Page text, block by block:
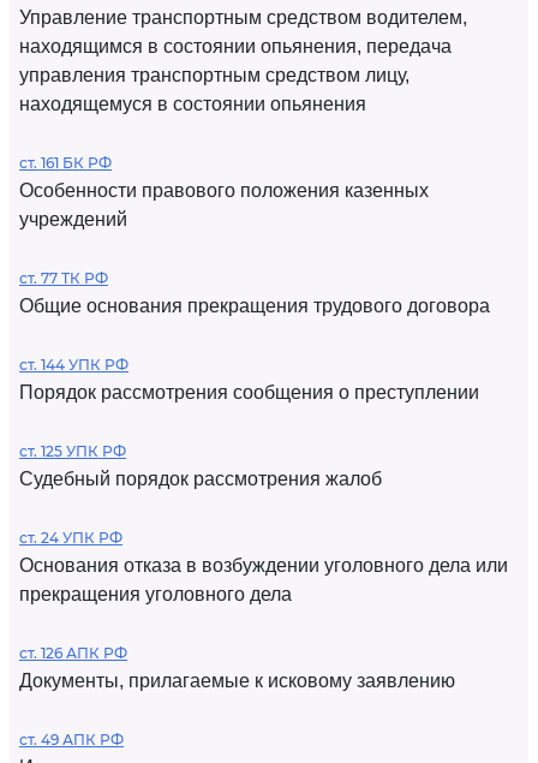
Управление транспортным средством водителем,
находящимся в состоянии опьянения, передача
управления транспортным средством лицу,
находящемуся в состоянии опьянения
ст. 161 БК РФ
Особенности правового положения казенных
учреждений
ст. 77 ТК РФ
Общие основания прекращения трудового договора
ст. 144 УПК РФ
Порядок рассмотрения сообщения о преступлении
ст. 125 УПК РФ
Судебный порядок рассмотрения жалоб
ст. 24 УПК РФ
Основания отказа в возбуждении уголовного дела или
прекращения уголовного дела
ст. 126 АПК РФ
Документы, прилагаемые к исковому заявлению
ст. 49 АПК РФ